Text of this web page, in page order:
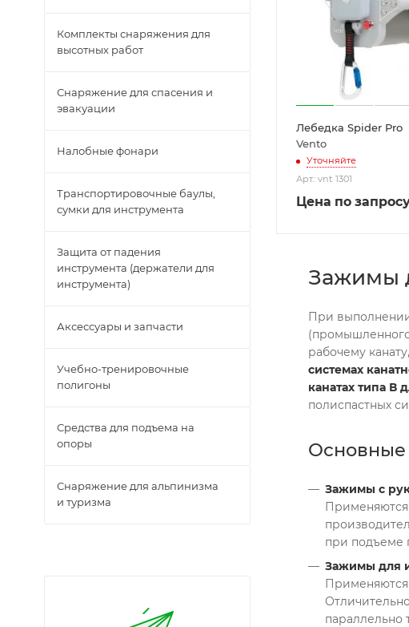
Лебедка Spider Pro
Vento
Уточняйте
Арт.: vnt 1301
Цена по
Зажимы
При
рабочему
системах
канатах типа В
полиспастных
Основные
Зажимы с
Применяются
при подъеме
Зажимы для
Применяются
параллельно
Комплекты снаряжения для
высотных работ
Снаряжение для спасения и
эвакуации
Налобные фонари
Транспортировочные баулы,
сумки для инструмента
Защита от падения
инструмента (держатели для
инструмента)
Аксессуары и запчасти
Учебно-тренировочные
полигоны
Средства для подъема на
опоры
Снаряжение для альпинизма
и туризма